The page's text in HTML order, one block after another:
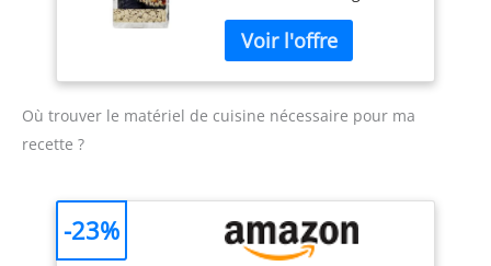
Où trouver le matériel de cuisine nécessaire pour ma
recette ?
-23%